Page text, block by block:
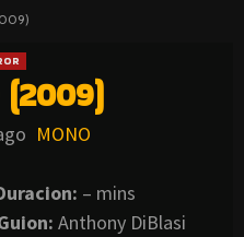
(2009)
MONO
– mins
Anthony DiBlasi